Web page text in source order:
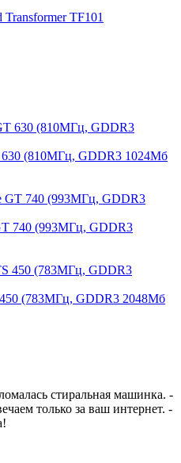
TF101
630 (810МГц, GDDR3 1024Мб
740 (993МГц, GDDR3
450 (783МГц, GDDR3 2048Мб
стиральная машинка. -
только за ваш интернет. -